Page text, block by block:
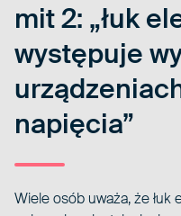
mit 2: „łuk
występuje
napięcia”
Wiele osób uważa, że